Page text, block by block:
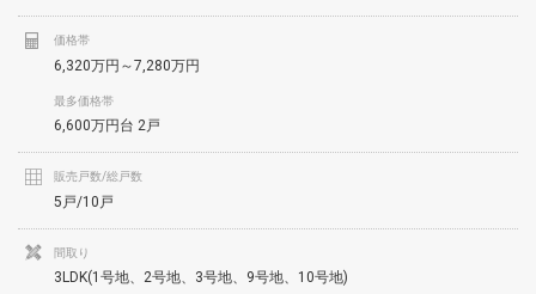
価格帯
6,320万円～7,280万円
最多価格帯
6,600万円台 2戸
販売戸数/総戸数
5戸/10戸
間取り
3LDK(1号地、2号地、3号地、9号地、10号地)